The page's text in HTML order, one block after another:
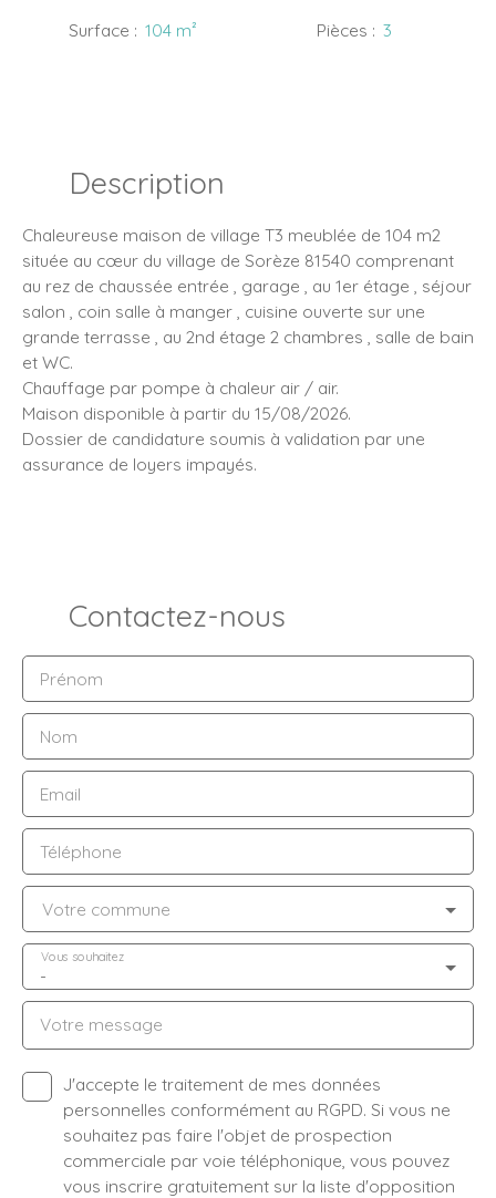
Surface : 104 m² Pièces : 3
Description
Chaleureuse maison de village T3 meublée de 104 m2
située au cœur du village de Sorèze 81540 comprenant
au rez de chaussée entrée , garage , au 1er étage , séjour
salon , coin salle à manger , cuisine ouverte sur une
grande terrasse , au 2nd étage 2 chambres , salle de bain
et WC.
Chauffage par pompe à chaleur air / air.
Maison disponible à partir du 15/08/2026.
Dossier de candidature soumis à validation par une
assurance de loyers impayés.
Contactez-nous
Prénom
Nom
Email
Téléphone
Votre commune
-
Vous souhaitez
Votre message
J'accepte le traitement de mes données
personnelles conformément au RGPD. Si vous ne
souhaitez pas faire l'objet de prospection
commerciale par voie téléphonique, vous pouvez
vous inscrire gratuitement sur la liste d'opposition